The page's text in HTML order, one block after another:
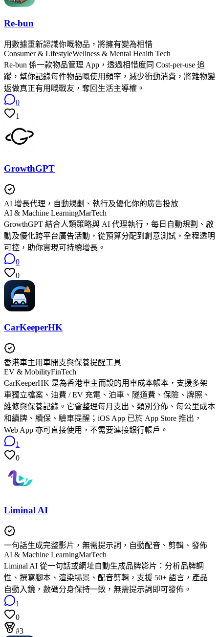
Re-bun
用數據重新認識你嘅物品，將擁有變為相惜
Consumer & LifestyleWellness & Mental Health Tech
Re-bun 係一款物品管理 App，透過相惜度同 Cost-per-use 追
蹤，幫你記錄每件物品嘅使用頻率，減少衝動消費，將雜物變
返做真正有用嘅戰友，奪回生活主導權。
0
1
GrowthGPT
AI 增長代理，自動規劃、執行及優化你的廣告投放
AI & Machine LearningMarTech
GrowthGPT 結合人類策略與 AI 代理執行，每日自動規劃、啟
動及優化跨平台廣告活動，從預算分配到創意測試，全程透明
可控，助你實現可持續增長。
0
0
CarKeeperHK
香港車主用車開支與保養提醒工具
EV & MobilityFinTech
CarKeeperHK 是為香港車主而設的用車成本帳本，支援多架
車獨立檔案、油費 / EV 充電、泊車、隧道費、保險、牌照、
維修與保養記錄。它會整理每月支出、類別分佈、每公里成本
和續牌、續保、驗車提醒；iOS App 已於 App Store 推出，
Web App 亦可直接使用，不需要連接銀行帳戶。
1
0
Liminal AI
一句話生成完整影片，無需提示詞，自動配音、剪輯、發佈
AI & Machine LearningMarTech
Liminal AI 從一句話或網址自動生成品牌影片：分析品牌調
性、撰寫腳本、渲染場景、配音剪輯，支援 50+ 語言，產品
自動入鏡，數碼分身保持一致，無需提示詞即可發佈。
1
0
#3